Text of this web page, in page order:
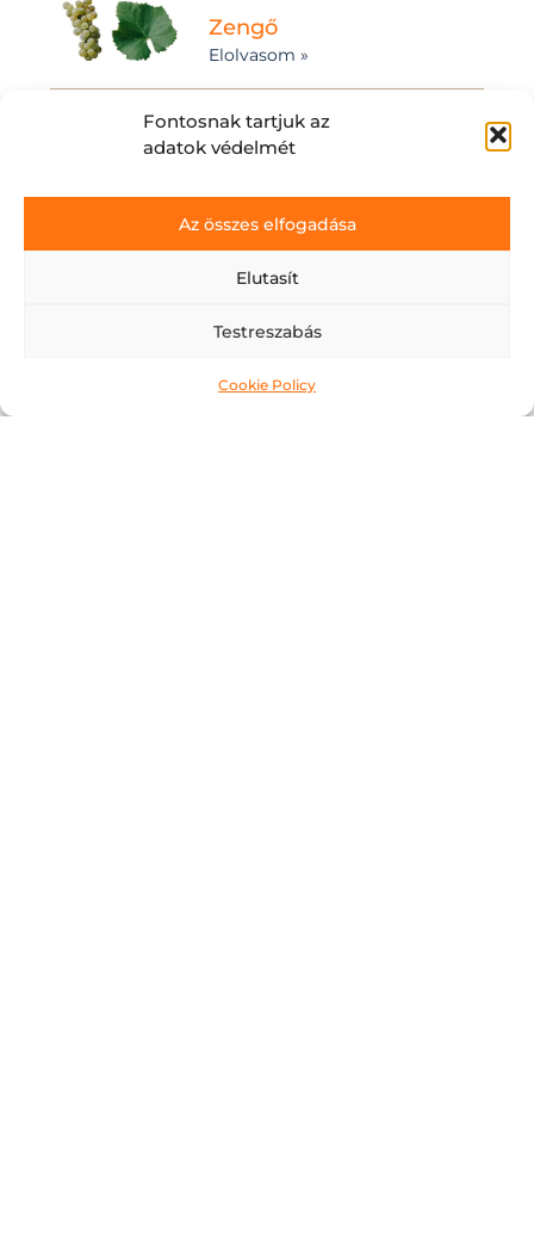
Fontosnak tartjuk az
adatok védelmét
Az összes elfogadása
Elutasít
Testreszabás
Cookie Policy
Zengő
Elolvasom »
Sémillon
Elolvasom »
Csókaszőlő